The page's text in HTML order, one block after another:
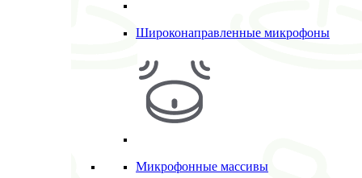
Широконаправленные микрофоны
Микрофонные массивы